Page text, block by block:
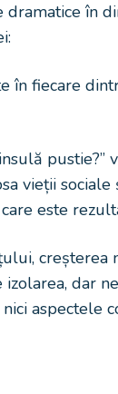
în
în fiecare
pustie?”
vieții
este
dar
aspectele